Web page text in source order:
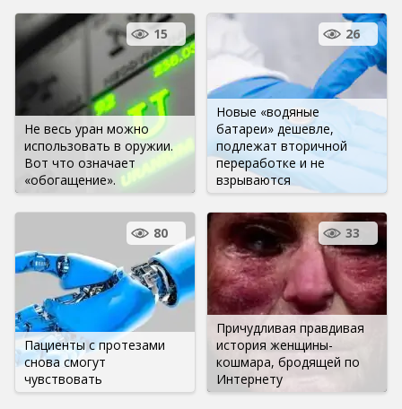
Не весь уран можно
использовать в оружии.
Вот что означает
«обогащение».
15
Новые «водяные
батареи» дешевле,
подлежат вторичной
переработке и не
взрываются
26
Пациенты с протезами
снова смогут
чувствовать
80
Причудливая правдивая
история женщины-
кошмара, бродящей по
Интернету
33